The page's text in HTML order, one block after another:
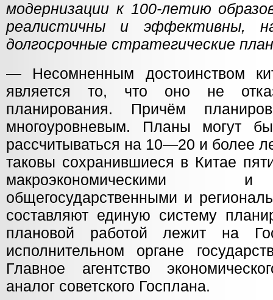
модернизации к 100-летию
реалистичны и эффективны,
долгосрочные стратегические
— Несомненным достоинством
является то, что оно не
планирования. Причём
многоуровневым. Планы могут
рассчитываться на 10—20 и более
таковы сохранившиеся в Китае
макроэкономическими
общегосударственными и
составляют единую систему
плановой работой лежит на
исполнительном органе
Главное агентство
аналог советского Госплана.